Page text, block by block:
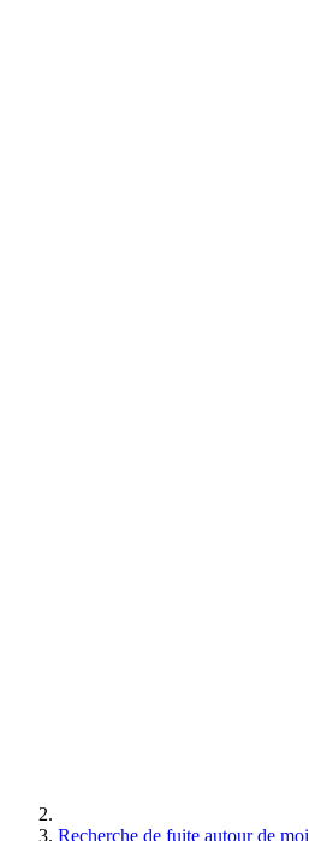
Recherche de fuite autour de moi